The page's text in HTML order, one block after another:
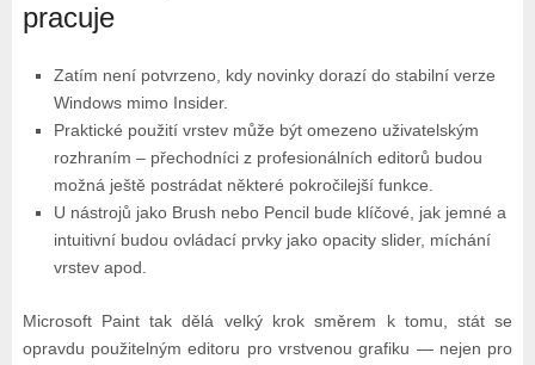
pracuje
Zatím není potvrzeno, kdy novinky dorazí do stabilní verze
Windows mimo Insider.
Praktické použití vrstev může být omezeno uživatelským
rozhraním – přechodníci z profesionálních editorů budou
možná ještě postrádat některé pokročilejší funkce.
U nástrojů jako Brush nebo Pencil bude klíčové, jak jemné a
intuitivní budou ovládací prvky jako opacity slider, míchání
vrstev apod.
Microsoft Paint tak dělá velký krok směrem k tomu, stát se
opravdu použitelným editoru pro vrstvenou grafiku — nejen pro